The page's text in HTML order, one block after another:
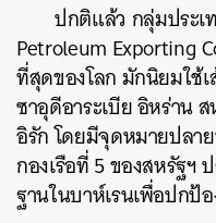
ปกติแล้ว กลุ่มประเ
Petroleum Exporting
ที่สุดของโลก มักนิยมใช้
ซาอุดีอาระเบีย อิหร่าน
อิรัก โดยมีจุดหมายปลา
กองเรือที่ 5 ของสหรัฐฯ
ฐานในบาห์เรนเพื่อปกป้